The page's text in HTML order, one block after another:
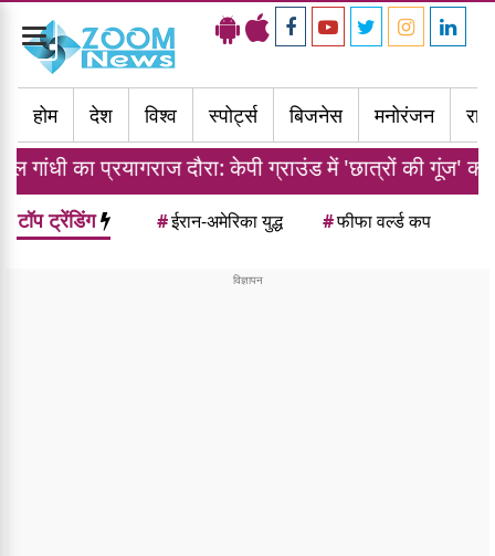
Toggle
navigation
होम
देश विश्व स्पोर्ट्स बिजनेस मनोरंजन
दौरा: केपी ग्राउंड में 'छात्रों की गूंज' कार्यक्रम को मिली
टॉप ट्रेंडिंग #ईरान-अमेरिका युद्ध #फीफा वर्ल्ड कप